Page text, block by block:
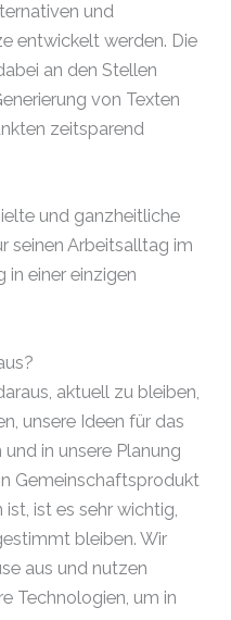
und
entwickelt werden. Die
an den Stellen
von Texten
zeitsparend
und ganzheitliche
seinen Arbeitsalltag im
in einer einzigen
aktuell zu bleiben,
unsere Ideen für das
in unsere Planung
Gemeinschaftsprodukt
ist es sehr wichtig,
bleiben. Wir
aus und nutzen
Technologien, um in